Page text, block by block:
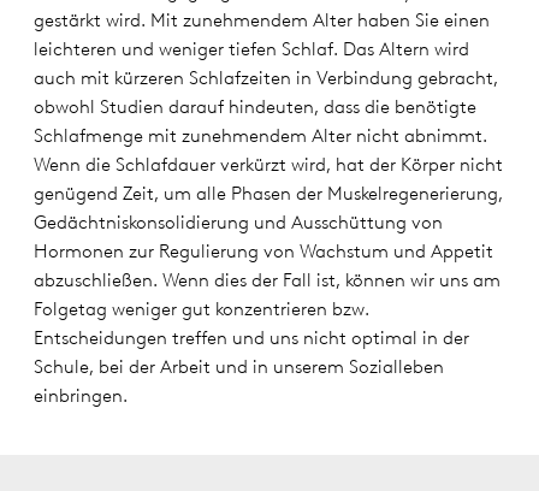
gestärkt wird. Mit zunehmendem Alter haben Sie einen
leichteren und weniger tiefen Schlaf. Das Altern wird
auch mit kürzeren Schlafzeiten in Verbindung gebracht,
obwohl Studien darauf hindeuten, dass die benötigte
Schlafmenge mit zunehmendem Alter nicht abnimmt.
Wenn die Schlafdauer verkürzt wird, hat der Körper nicht
genügend Zeit, um alle Phasen der Muskelregenerierung,
Gedächtniskonsolidierung und Ausschüttung von
Hormonen zur Regulierung von Wachstum und Appetit
abzuschließen. Wenn dies der Fall ist, können wir uns am
Folgetag weniger gut konzentrieren bzw.
Entscheidungen treffen und uns nicht optimal in der
Schule, bei der Arbeit und in unserem Sozialleben
einbringen.